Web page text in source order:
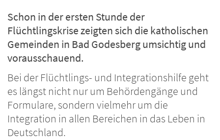
Schon in der ersten Stunde der
Flüchtlingskrise zeigten sich die katholischen
Gemeinden in Bad Godesberg umsichtig und
vorausschauend.
Bei der Flüchtlings- und Integrationshilfe geht
es längst nicht nur um Behördengänge und
Formulare, sondern vielmehr um die
Integration in allen Bereichen in das Leben in
Deutschland.